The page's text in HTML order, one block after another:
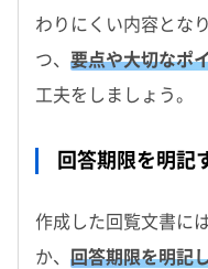
わりにくい内容とな
つ、 要点や大切なポ
工夫をしましょう。
回答期限を明記
作成した回覧文書に
か、 回答期限を明記